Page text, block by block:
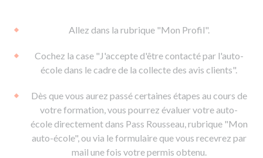
Permis remorque
Permis & handicap
d'apprentissage
De la conduite en voiture
De la conduite à moto
Voir tous les supports
Formations pro.
Permis poids lourd
Formation FCO
Formation CACES
Devenir enseignant de la conduite
Ressources
Allez dans la rubrique "Mon Profil".
Cochez la case "J'accepte d'être contacté par l'auto-
école dans le cadre de la collecte des avis clients".
Dès que vous aurez passé certaines étapes au cours de
votre formation, vous pourrez évaluer votre auto-
école directement dans Pass Rousseau, rubrique "Mon
auto-école", ou via le formulaire que vous recevrez par
mail une fois votre permis obtenu.